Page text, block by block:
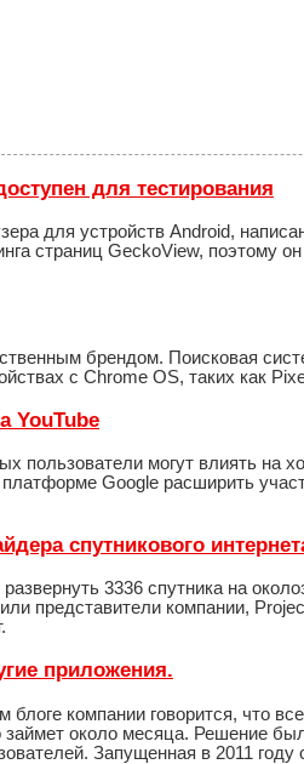
для тестирования
для устройств Android,
страниц GeckoView, поэтому
брендом. Поисковая
с Chrome OS, таких как
YouTube
пользователи могут влиять
Google расширить
спутникового
3336 спутника на
представители компании,
приложения.
компании говорится, что
около месяца. Решение
Запущенная в 2011 году